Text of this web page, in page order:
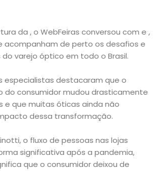
da , o WebFeiras conversou com e ,
acompanham de perto os desafios e
varejo óptico em todo o Brasil.
especialistas destacaram que o
consumidor mudou drasticamente
e que muitas óticas ainda não
dessa transformação.
o fluxo de pessoas nas lojas
significativa após a pandemia,
que o consumidor deixou de